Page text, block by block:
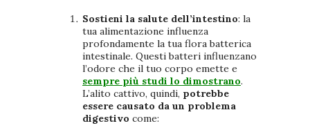
Sostieni la salute dell’intestino: la
tua alimentazione influenza
profondamente la tua flora batterica
intestinale. Questi batteri influenzano
l’odore che il tuo corpo emette e
sempre più studi lo dimostrano.
L’alito cattivo, quindi, potrebbe
essere causato da un problema
digestivo come: